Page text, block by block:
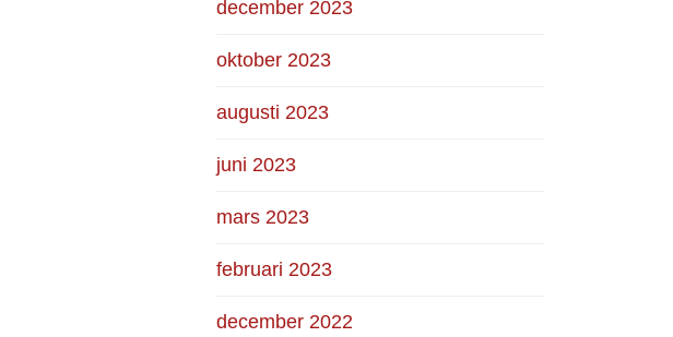
december 2023
oktober 2023
augusti 2023
juni 2023
mars 2023
februari 2023
december 2022